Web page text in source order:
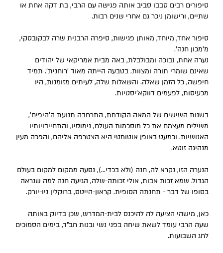
סיפורים רבים סבבו סביב אותה פגישה עם הרבי, בת דקה אחת או
שתיים, ורישומן ניכר גם אחרי שנים רבות.
סיפור אחד, מיוחד, מאותן פגישות, סיפרה הרבנית שרה לבקובסקי,
מ'מכון חנה'.
נערה אחת, נבוכה ומבולבלת, באה מבית אמריקאי של יהודים
שאינם שומרי תורה ומצוות. בטבעה הייתה מאוד 'רוחנית'. תמיד
חיפשה, כל הזמן שאלה. והשאלות שלה, לעיתים מזומנות, היו
מכעיסות, לפעמים דווקא'יסטיות.
בשנות השישים של המאה הקודמת, התרחבה תנועת ה’היפים’,
משילים מעצמם את כל מוסכמות העולם, נימוסיו, והתחייבויותיו
האנושיות. וכמעט באופן אוטומטי היא הצטרפה אליהם, והפכה מעין
מנהיגה זוטא.
הנערה הזו, נקרא לה, חנה (ולא בכדי...), נסעה ממקום למקום בעולם
הגדול. שמא זכות אבות, אולי זכותה-שלה, הגיעה חנה למה שנראה
בסופו של דבר - תחנתה הסופית. קראון-הייטס, ברוקלין ניו-יורק.
כאן, מישהי הציעה לה להיכנס לבית-המדרש, שכן בדיוק באותה
שעה הרבי עומד לשאת שיחה בפני נשי ובנות חב”ד, בימים הסמוכים
לחג השבועות.